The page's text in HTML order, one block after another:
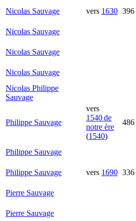
Nicolas Sauvage vers 1630 396
Nicolas Sauvage
Nicolas Sauvage
Nicolas Sauvage
Nicolas Philippe
Sauvage
Philippe Sauvage
vers
1540 de
notre ère
(1540)
486
Philippe Sauvage
Philippe Sauvage vers 1690 336
Pierre Sauvage
Pierre Sauvage